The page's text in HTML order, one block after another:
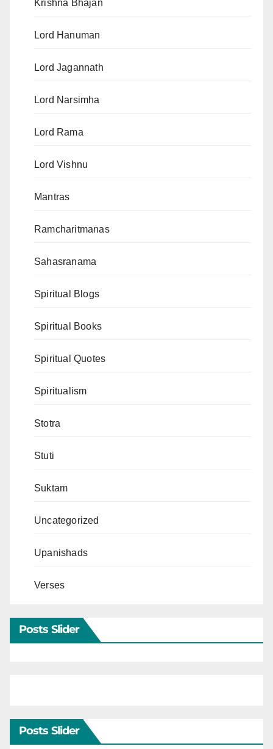
Krishna Bhajan
Lord Hanuman
Lord Jagannath
Lord Narsimha
Lord Rama
Lord Vishnu
Mantras
Ramcharitmanas
Sahasranama
Spiritual Blogs
Spiritual Books
Spiritual Quotes
Spiritualism
Stotra
Stuti
Suktam
Uncategorized
Upanishads
Verses
Posts Slider
Posts Slider